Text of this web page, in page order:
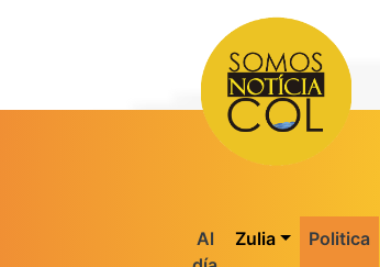
Al
Zulia Politica